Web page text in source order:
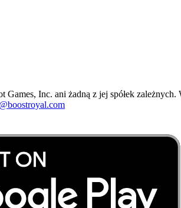
Inc. ani żadną z jej spółek